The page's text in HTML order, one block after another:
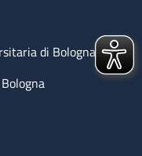
di Bologna